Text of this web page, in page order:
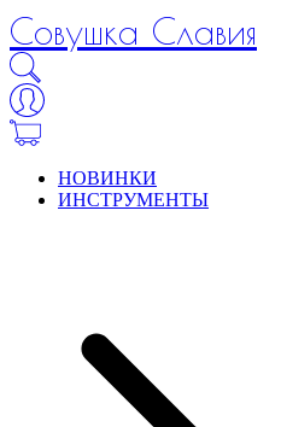
Совушка Славия
НОВИНКИ
ИНСТРУМЕНТЫ